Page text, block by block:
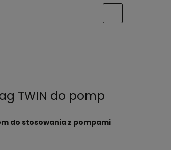
TWIN do pomp
do stosowania z pompami